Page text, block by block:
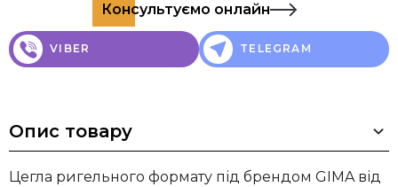
Консультуємо онлайн
VIBER TELEGRAM
Опис товару
Цегла ригельного формату під брендом GIMA від